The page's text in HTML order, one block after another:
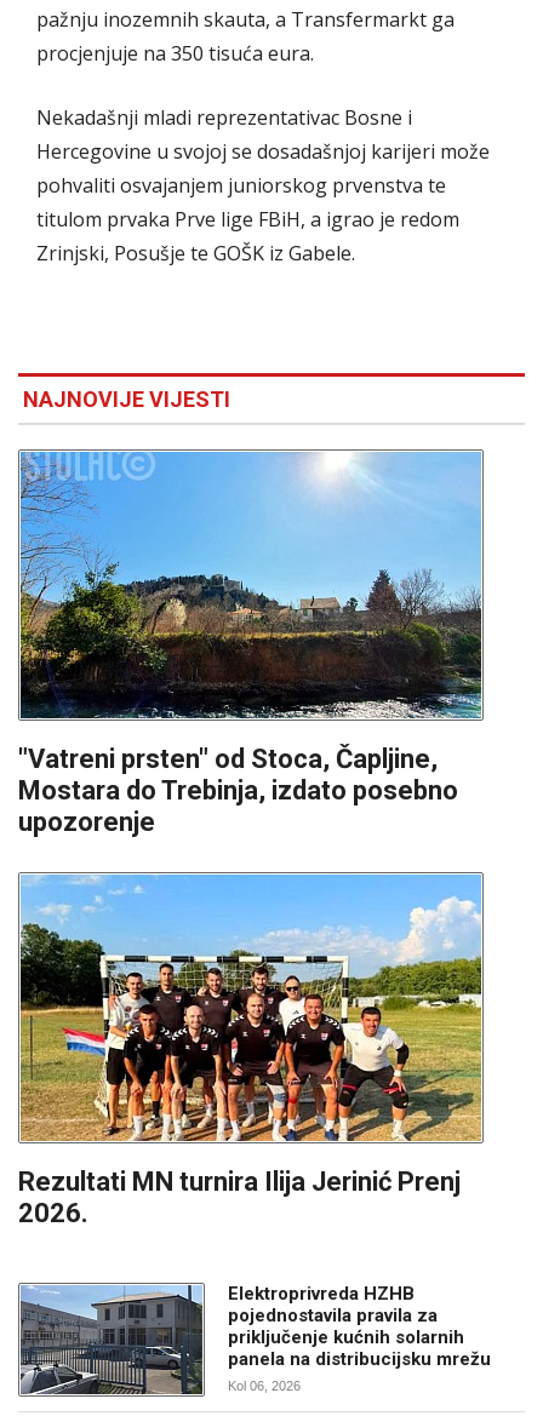
pažnju inozemnih skauta, a Transfermarkt ga
procjenjuje na 350 tisuća eura.
Nekadašnji mladi reprezentativac Bosne i
Hercegovine u svojoj se dosadašnjoj karijeri može
pohvaliti osvajanjem juniorskog prvenstva te
titulom prvaka Prve lige FBiH, a igrao je redom
Zrinjski, Posušje te GOŠK iz Gabele.
NAJNOVIJE VIJESTI
"Vatreni prsten" od Stoca, Čapljine,
Mostara do Trebinja, izdato posebno
upozorenje
Rezultati MN turnira Ilija Jerinić Prenj
2026.
Elektroprivreda HZHB
pojednostavila pravila za
priključenje kućnih solarnih
panela na distribucijsku mrežu
Kol 06, 2026